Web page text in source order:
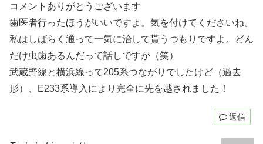
コメントありがとうございます
歯医者行ったほうがいいですよ。気を付けてくださいね。
私はしばらく通って一気に治して貰うつもりですよ。どん
だけ虫歯あるんだって話しですが（笑）
武蔵野線と横浜線って205系つながりでしたけど（過去
形）、E233系導入により完全に先を越されました！
返信